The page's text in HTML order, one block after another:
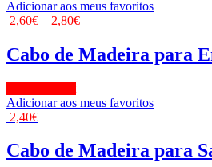
Adicionar aos meus favoritos
2,60€ – 2,80€
Cabo de Madeira para
Adicionar aos meus favoritos
2,40€
Cabo de Madeira para